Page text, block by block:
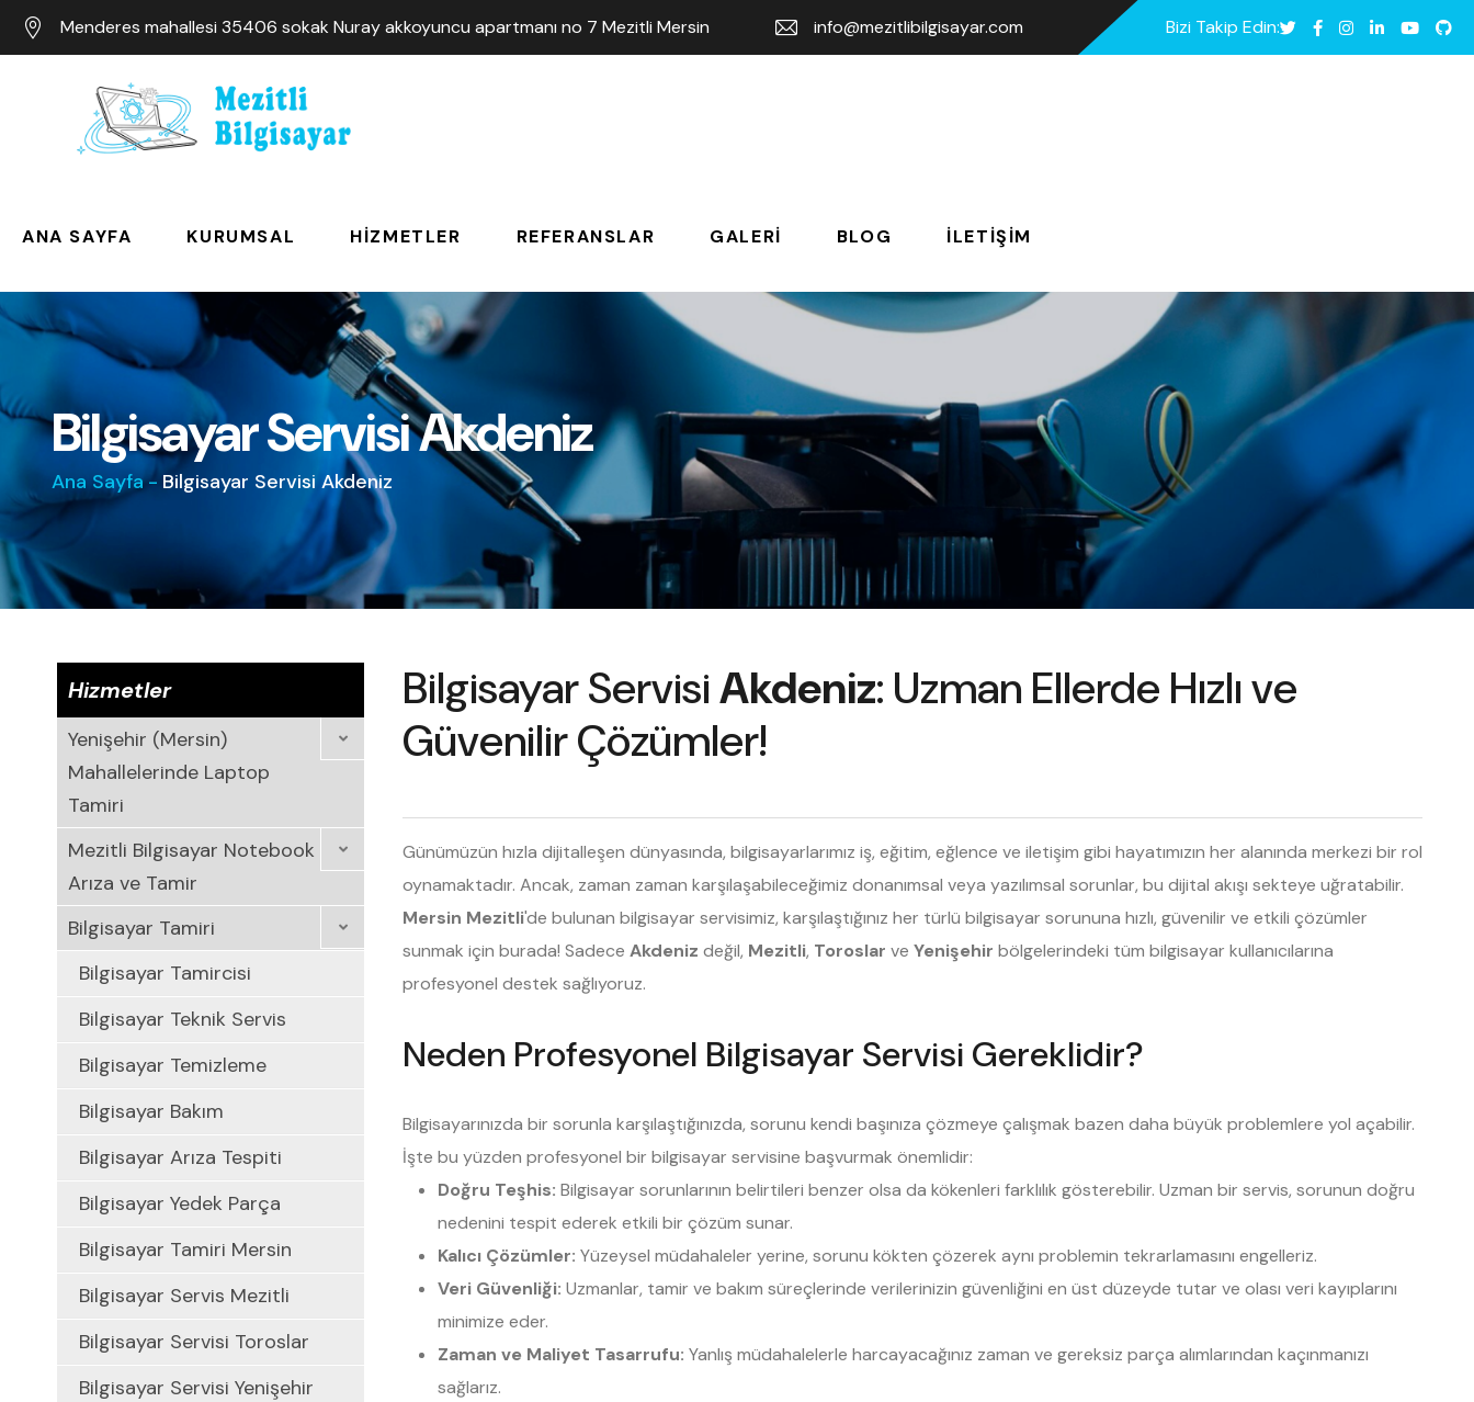
Menderes mahallesi 35406 sokak Nuray akkoyuncu apartmanı no 7 Mezitli Mersin info@mezitlibilgisayar.com Bizi Takip Edin:
ANA SAYFA KURUMSAL HIZMETLER REFERANSLAR GALERI BLOG İLETIŞIM
Bilgisayar Servisi Akdeniz
Ana Sayfa- Bilgisayar Servisi Akdeniz
Hizmetler
Yenişehir (Mersin)
Mahallelerinde Laptop
Tamiri
Mezitli Bilgisayar Notebook
Arıza ve Tamir
Bilgisayar Tamiri
Bilgisayar Tamircisi
Bilgisayar Teknik Servis
Bilgisayar Temizleme
Bilgisayar Bakım
Bilgisayar Arıza Tespiti
Bilgisayar Yedek Parça
Bilgisayar Tamiri Mersin
Bilgisayar Servis Mezitli
Bilgisayar Servisi Toroslar
Bilgisayar Servisi Yenişehir
Bilgisayar ServisiAkdeniz: Uzman Ellerde Hızlı ve
Güvenilir Çözümler!
Günümüzün hızla dijitalleşen dünyasında, bilgisayarlarımız iş, eğitim, eğlence ve iletişim gibi hayatımızın her alanında merkezi bir rol
oynamaktadır. Ancak, zaman zaman karşılaşabileceğimiz donanımsal veya yazılımsal sorunlar, bu dijital akışı sekteye uğratabilir.
Mersin Mezitli'de bulunan bilgisayar servisimiz, karşılaştığınız her türlü bilgisayar sorununa hızlı, güvenilir ve etkili çözümler
sunmak için burada! Sadece Akdeniz değil, Mezitli, Toroslar ve Yenişehir bölgelerindeki tüm bilgisayar kullanıcılarına
profesyonel destek sağlıyoruz.
Neden Profesyonel Bilgisayar Servisi Gereklidir?
Bilgisayarınızda bir sorunla karşılaştığınızda, sorunu kendi başınıza çözmeye çalışmak bazen daha büyük problemlere yol açabilir.
İşte bu yüzden profesyonel bir bilgisayar servisine başvurmak önemlidir:
Doğru Teşhis: Bilgisayar sorunlarının belirtileri benzer olsa da kökenleri farklılık gösterebilir. Uzman bir servis, sorunun doğru
nedenini tespit ederek etkili bir çözüm sunar.
Kalıcı Çözümler: Yüzeysel müdahaleler yerine, sorunu kökten çözerek aynı problemin tekrarlamasını engelleriz.
Veri Güvenliği: Uzmanlar, tamir ve bakım süreçlerinde verilerinizin güvenliğini en üst düzeyde tutar ve olası veri kayıplarını
minimize eder.
Zaman ve Maliyet Tasarrufu: Yanlış müdahalelerle harcayacağınız zaman ve gereksiz parça alımlarından kaçınmanızı
sağlarız.